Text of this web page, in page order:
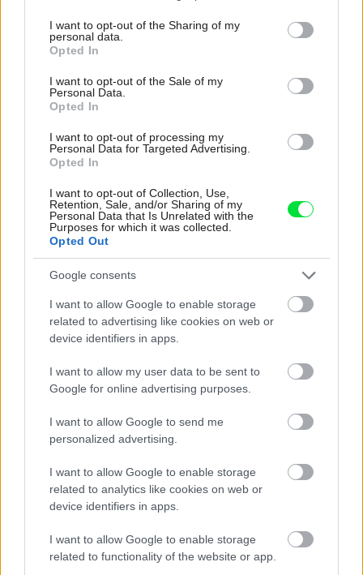
not limited to your visit or usage behaviour. You may click to
grant or deny consent to Google and its third-party tags to
use your data for below specified purposes in below Google
consent section.
I want to opt-out of the Sharing of my
personal data.
Opted In
I want to opt-out of the Sale of my
Personal Data.
Opted In
I want to opt-out of processing my
Personal Data for Targeted Advertising.
Opted In
I want to opt-out of Collection, Use,
Retention, Sale, and/or Sharing of my
Personal Data that Is Unrelated with the
Purposes for which it was collected.
Opted Out
Google consents
I want to allow Google to enable storage
related to advertising like cookies on web or
device identifiers in apps.
I want to allow my user data to be sent to
Google for online advertising purposes.
I want to allow Google to send me
personalized advertising.
I want to allow Google to enable storage
related to analytics like cookies on web or
device identifiers in apps.
I want to allow Google to enable storage
related to functionality of the website or app.
Mohlo by vás zaujímať
Veľký posun v príprave
tunela Karpaty: NDS hľadá